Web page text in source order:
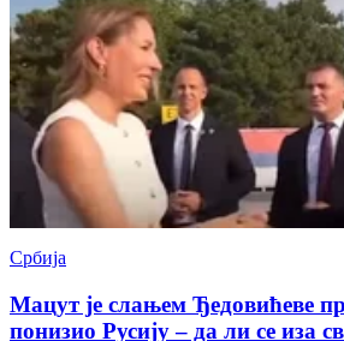
Србија
Мацут је слањем Ђедовићеве
понизио Русију – да ли се иза